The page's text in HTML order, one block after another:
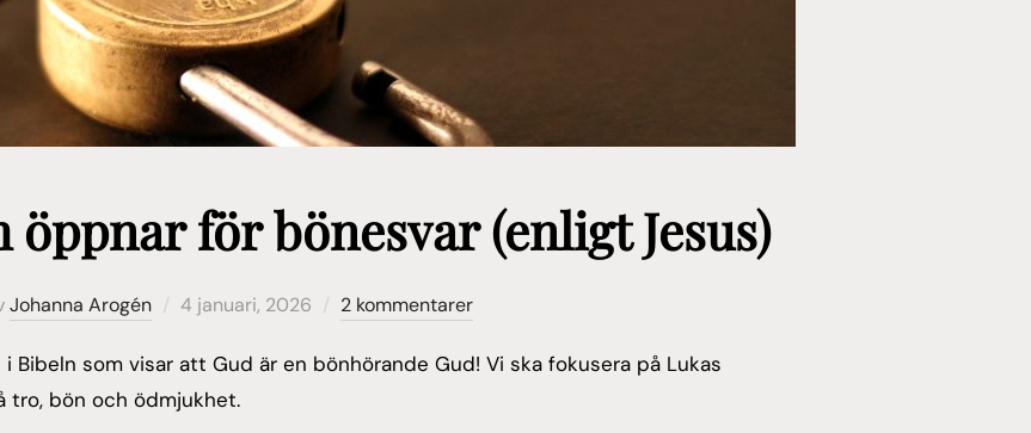
för bönesvar (enligt Jesus)
Johanna Arogén
Publicerat
4 januari, 2026 2 kommentarer
Bibeln som visar att Gud är en bönhörande Gud! Vi ska fokusera på Lukas
tro, bön och ödmjukhet.